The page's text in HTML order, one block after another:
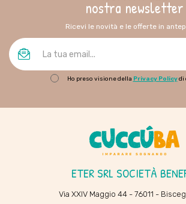
nostra newsletter
Ricevi le novità e le offerte in
Ho preso visione della Privacy Policydi
ETER SRL SOCIETÀ
Via XXIV Maggio 44 - 76011 -